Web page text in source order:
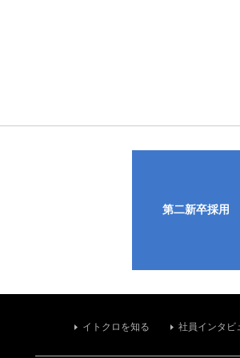
第二新卒採用
イトクロを知る 社員インタビ